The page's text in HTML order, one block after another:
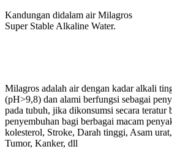
Kandungan didalam air Milagros
Super Stable Alkaline Water.
Milagros adalah air dengan kadar alkali
(pH>9,8) dan alami berfungsi sebagai
pada tubuh, jika dikonsumsi secara teratur
penyembuhan bagi berbagai macam
kolesterol, Stroke, Darah tinggi, Asam
Tumor, Kanker, dll